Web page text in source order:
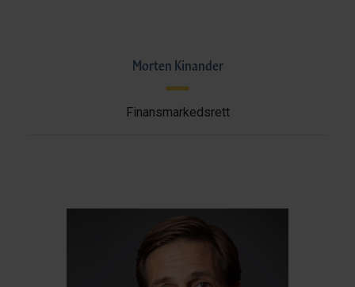
Morten Kinander
Finansmarkedsrett